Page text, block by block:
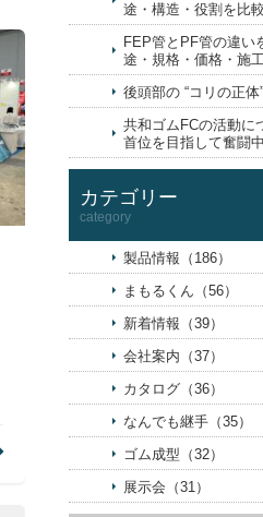
途・構造・役割を比
FEP管とPF管の違い
途・規格・価格・施
後頭部の “コリの正
共和ゴムFCの活動に
首位を目指して奮闘
カテゴリー
category
製品情報（186）
まもるくん（56）
新着情報（39）
会社案内（37）
カタログ（36）
なんでも継手（35）
ゴム成型（32）
展示会（31）